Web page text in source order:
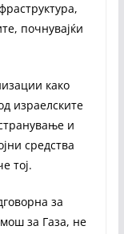
почнувајќи
како
израелските
и
средства
тој.
за
за Газа, не